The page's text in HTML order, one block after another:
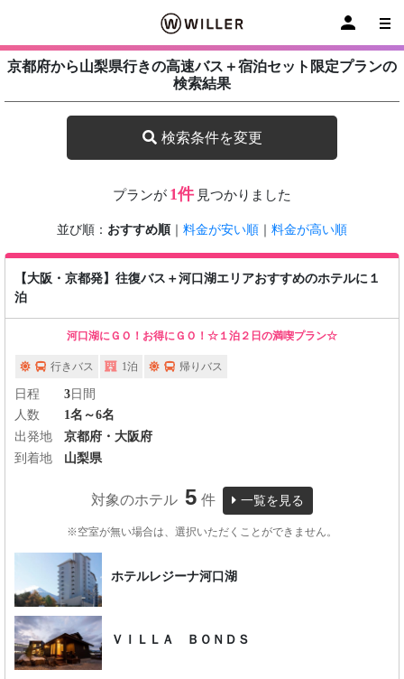
京都府から山梨県行きの高速バス＋宿泊セット限定プランの
検索結果
検索条件を変更
プランが 1件 見つかりました
並び順： おすすめ順 料金が安い順 料金が高い順
【大阪・京都発】往復バス＋河口湖エリアおすすめのホテルに１
泊
河口湖にＧＯ！お得にＧＯ！☆１泊２日の満喫プラン☆
行きバス 1泊 帰りバス
日程 3 日間
人数
1名～6名
出発地
京都府・大阪府
到着地
山梨県
対象のホテル 5 件 一覧を見る
※空室が無い場合は、選択いただくことができません。
ホテルレジーナ河口湖
ＶＩＬＬＡ ＢＯＮＤＳ